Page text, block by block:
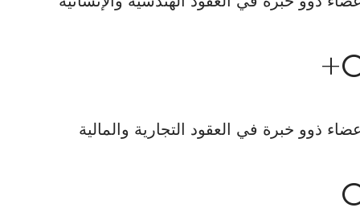
+
ذوو خبرة في العقود التجارية والمالية